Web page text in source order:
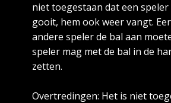
niet toegestaan dat een speler
gooit, hem ook weer vangt.
andere speler de bal aan
speler mag met de bal in de
zetten.
Overtredingen: Het is niet